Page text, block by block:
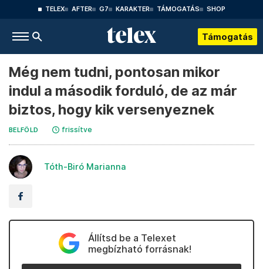
TELEX AFTER G7 KARAKTER TÁMOGATÁS SHOP
Támogatás
Még nem tudni, pontosan mikor
indul a második forduló, de az már
biztos, hogy kik versenyeznek
BELFÖLD frissítve
Tóth-Biró Marianna
Állítsd be a Telexet
megbízható forrásnak!